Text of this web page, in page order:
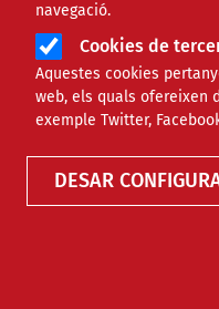
navegació.
Cookies de
Aquestes cookies
web, els quals ofereixen
exemple Twitter,
DESAR
L’alimentació
NOTÍCIES